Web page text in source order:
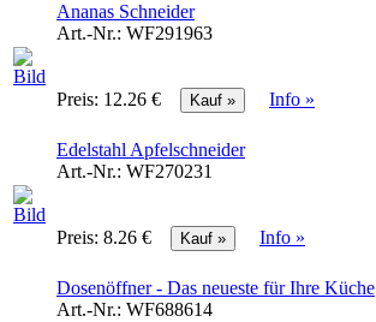
Ananas Schneider
Art.-Nr.: WF291963
Preis: 12.26 € Info »
Edelstahl Apfelschneider
Art.-Nr.: WF270231
Preis: 8.26 € Info »
Dosenöffner - Das neueste für Ihre Küche
Art.-Nr.: WF688614